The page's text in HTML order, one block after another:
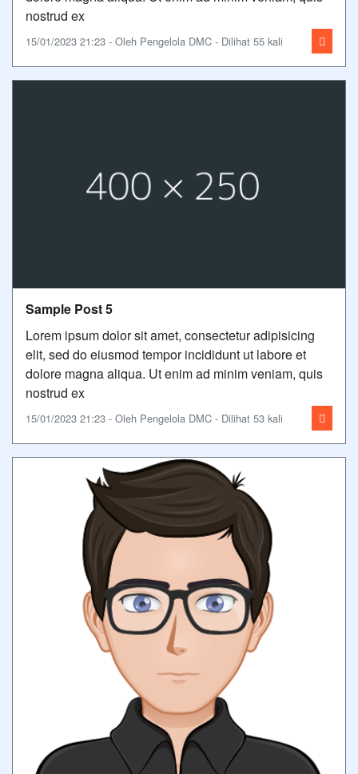
nostrud ex
15/01/2023 21:23 - Oleh Pengelola DMC - Dilihat 55 kali
Sample Post 5
Lorem ipsum dolor sit amet, consectetur adipisicing
elit, sed do eiusmod tempor incididunt ut labore et
dolore magna aliqua. Ut enim ad minim veniam, quis
nostrud ex
15/01/2023 21:23 - Oleh Pengelola DMC - Dilihat 53 kali